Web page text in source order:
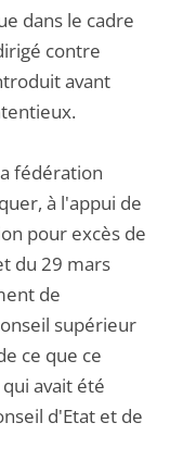
dans le cadre
contre
avant
fédération
à l'appui de
pour excès de
du 29 mars
de
supérieur
ce que ce
avait été
d'Etat et de